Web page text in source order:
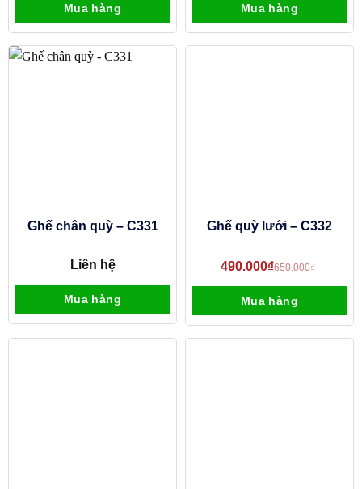
Mua hàng Mua hàng
Ghế chân quỳ – C331
Liên hệ
Mua hàng
Ghế quỳ lưới – C332
650.000₫
490.000₫
Mua hàng